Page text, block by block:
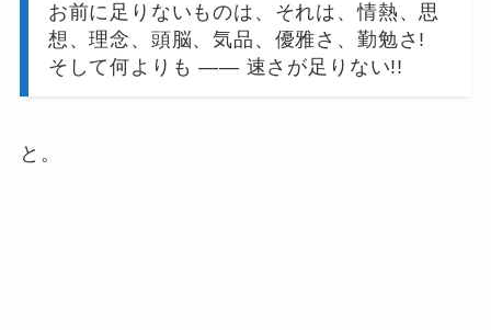
お前に足りないものは、それは、情熱、思
想、理念、頭脳、気品、優雅さ、勤勉さ!
そして何よりも ―― 速さが足りない!!
と。